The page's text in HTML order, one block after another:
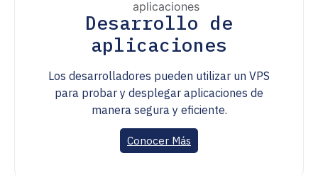
Desarrollo de
aplicaciones
Los desarrolladores pueden utilizar un VPS
para probar y desplegar aplicaciones de
manera segura y eficiente.
Conocer Más